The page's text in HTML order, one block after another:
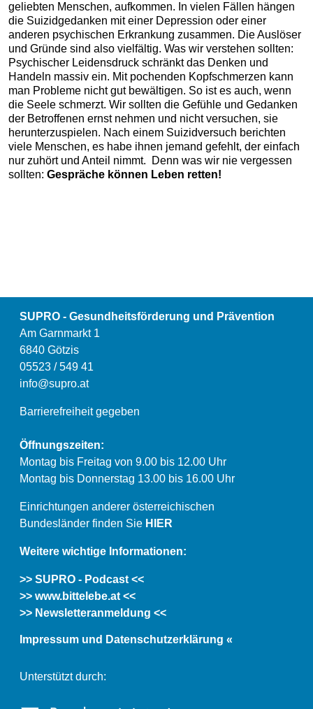
geliebten Menschen, aufkommen. In vielen Fällen hängen
die Suizidgedanken mit einer Depression oder einer
anderen psychischen Erkrankung zusammen. Die Auslöser
und Gründe sind also vielfältig. Was wir verstehen sollten:
Psychischer Leidensdruck schränkt das Denken und
Handeln massiv ein. Mit pochenden Kopfschmerzen kann
man Probleme nicht gut bewältigen. So ist es auch, wenn
die Seele schmerzt. Wir sollten die Gefühle und Gedanken
der Betroffenen ernst nehmen und nicht versuchen, sie
herunterzuspielen. Nach einem Suizidversuch berichten
viele Menschen, es habe ihnen jemand gefehlt, der einfach
nur zuhört und Anteil nimmt. Denn was wir nie vergessen
sollten: Gespräche können Leben retten!
SUPRO - Gesundheitsförderung und Prävention
Am Garnmarkt 1
6840 Götzis
05523 / 549 41
info@supro.at
Barrierefreiheit gegeben
Öffnungszeiten:
Montag bis Freitag von 9.00 bis 12.00 Uhr
Montag bis Donnerstag 13.00 bis 16.00 Uhr
Einrichtungen anderer österreichischen
Bundesländer finden Sie HIER
Weitere wichtige Informationen:
>> SUPRO - Podcast <<
>> www.bittelebe.at <<
>> Newsletteranmeldung <<
Impressum und Datenschutzerklärung «
Unterstützt durch: